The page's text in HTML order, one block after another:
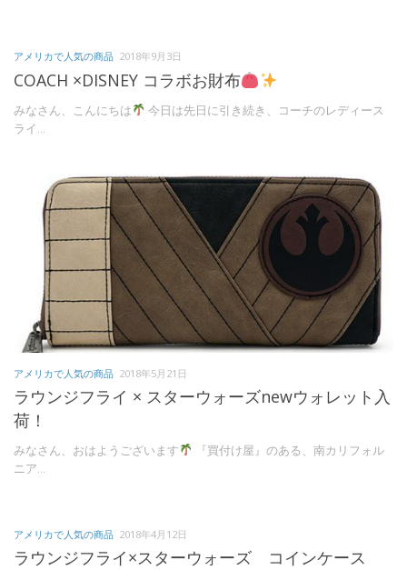
アメリカで人気の商品 2018年9月3日
COACH ×DISNEY コラボお財布
みなさん、こんにちは
今日は先日に引き続き、コーチのレディース
ライ...
アメリカで人気の商品 2018年5月21日
ラウンジフライ × スターウォーズnewウォレット入
荷！
みなさん、おはようございます
『買付け屋』のある、南カリフォル
ニア...
アメリカで人気の商品 2018年4月12日
ラウンジフライ×スターウォーズ コインケース